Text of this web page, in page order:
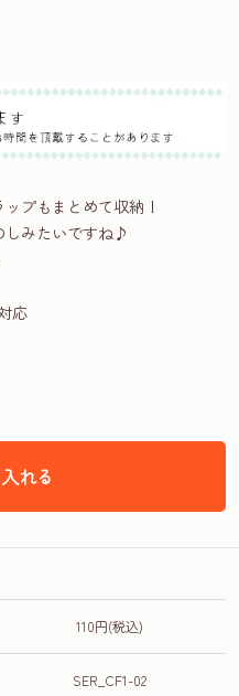
プもまとめて収納！
しみたいですね♪
応
れる
110円(税込)
SER_CF1-02